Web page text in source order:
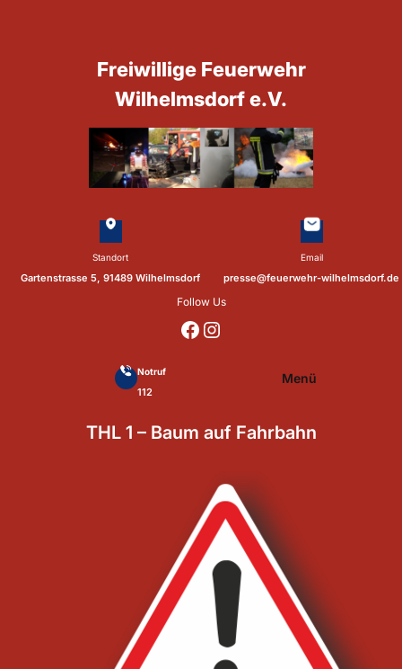
Standort
Gartenstrasse 5, 91489 Wilhelmsdorf
Freiwillige Feuerwehr
Wilhelmsdorf e.V.
Email
presse@feuerwehr-wilhelmsdorf.de
Follow Us
https://www.facebook.com/p/Feuerwehr-Wilhelmsdorf-Mfr-100041655560073/?locale=de_DE https://www.instagram.com/feuerwehr_wilhelmsdorf_mfr/
Notruf
112
Menü
THL 1 – Baum auf Fahrbahn